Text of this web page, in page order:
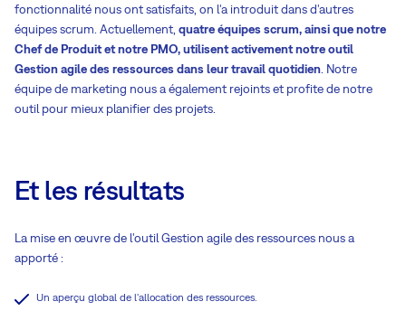
fonctionnalité nous ont satisfaits, on l'a introduit dans d'autres
équipes scrum. Actuellement, quatre équipes scrum, ainsi que notre
Chef de Produit et notre PMO, utilisent activement notre outil
Gestion agile des ressources dans leur travail quotidien . Notre
équipe de marketing nous a également rejoints et profite de notre
outil pour mieux planifier des projets.
Et les résultats
La mise en œuvre de l'outil Gestion agile des ressources nous a
apporté :
Un aperçu global de l'allocation des ressources.